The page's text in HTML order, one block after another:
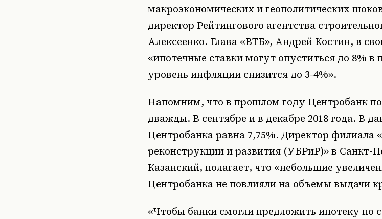
макроэкономических и геополитических
директор Рейтингового агентства
Алексеенко. Глава «ВТБ», Андрей Костин, в
«ипотечные ставки могут опуститься до 8% в
уровень инфляции снизится до 3-4%».
Напомним, что в прошлом году Центробанк
дважды. В сентябре и в декабре 2018 года. В
Центробанка равна 7,75%. Директор филиала
реконструкции и развития (УБРиР)» в Санкт-
Казанский, полагает, что «небольшие
Центробанка не повлияли на объемы выдачи
«Чтобы банки смогли предложить ипотеку по